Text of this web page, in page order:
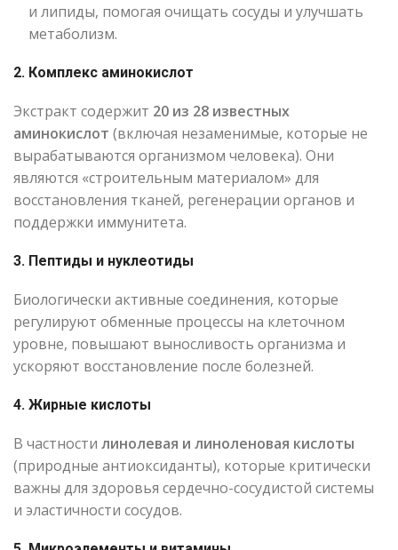
и липиды, помогая очищать сосуды и улучшать
метаболизм.
2. Комплекс аминокислот
Экстракт содержит 20 из 28 известных
аминокислот (включая незаменимые, которые не
вырабатываются организмом человека). Они
являются «строительным материалом» для
восстановления тканей, регенерации органов и
поддержки иммунитета.
3. Пептиды и нуклеотиды
Биологически активные соединения, которые
регулируют обменные процессы на клеточном
уровне, повышают выносливость организма и
ускоряют восстановление после болезней.
4. Жирные кислоты
В частности линолевая и линоленовая кислоты
(природные антиоксиданты), которые критически
важны для здоровья сердечно-сосудистой системы
и эластичности сосудов.